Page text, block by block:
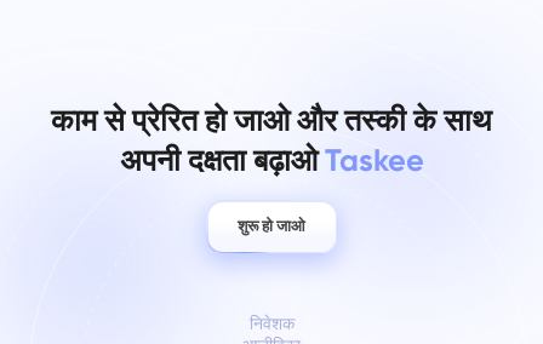
काम से प्रेरित हो जाओ और तस्की के साथ
अपनी दक्षता बढ़ाओTaskee
शुरू हो जाओ
निवेशक